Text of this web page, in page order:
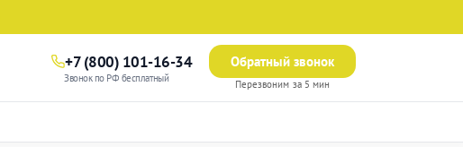
+7 (800) 101-16-34
Звонок по РФ бесплатный
Обратный звонок
Перезвоним за 5 мин